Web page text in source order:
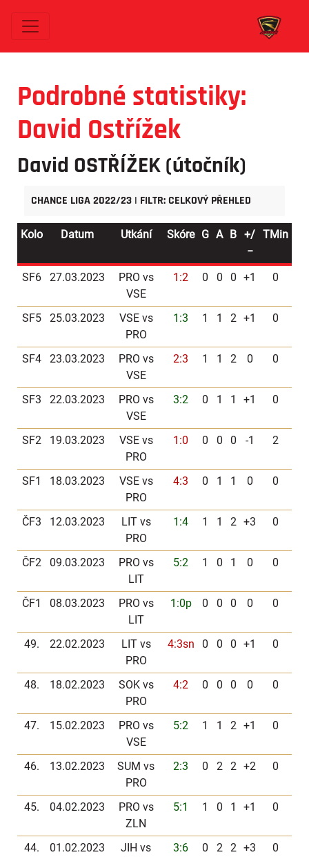
Podrobné statistiky:
David Ostřížek
David OSTŘÍŽEK(útočník)
CHANCE LIGA 2022/23 | FILTR: CELKOVÝ PŘEHLED
Kolo Datum Utkání Skóre G A B +/
−
TMin
SF6 27.03.2023
PRO vs
VSE
1:2 0 0 0 +1 0
SF5 25.03.2023
VSE vs
PRO
1:3 1 1 2 +1 0
SF4 23.03.2023
PRO vs
VSE
2:3 1 1 2 0 0
SF3 22.03.2023
PRO vs
VSE
3:2 0 1 1 +1 0
SF2 19.03.2023
VSE vs
PRO
1:0 0 0 0 -1 2
SF1 18.03.2023
VSE vs
PRO
4:3 0 1 1 0 0
ČF3 12.03.2023
LIT vs
PRO
1:4 1 1 2 +3 0
ČF2 09.03.2023
PRO vs
LIT
5:2 1 0 1 0 0
ČF1 08.03.2023
PRO vs
LIT
1:0p 0 0 0 0 0
49. 22.02.2023
LIT vs
PRO
4:3sn 0 0 0 +1 0
48. 18.02.2023
SOK vs
PRO
4:2 0 0 0 0 0
47. 15.02.2023
PRO vs
VSE
5:2 1 1 2 +1 0
46. 13.02.2023
SUM vs
PRO
2:3 0 2 2 +2 0
45. 04.02.2023
PRO vs
ZLN
5:1 1 0 1 +1 0
44. 01.02.2023
JIH vs
3:6 0 2 2 +3 0